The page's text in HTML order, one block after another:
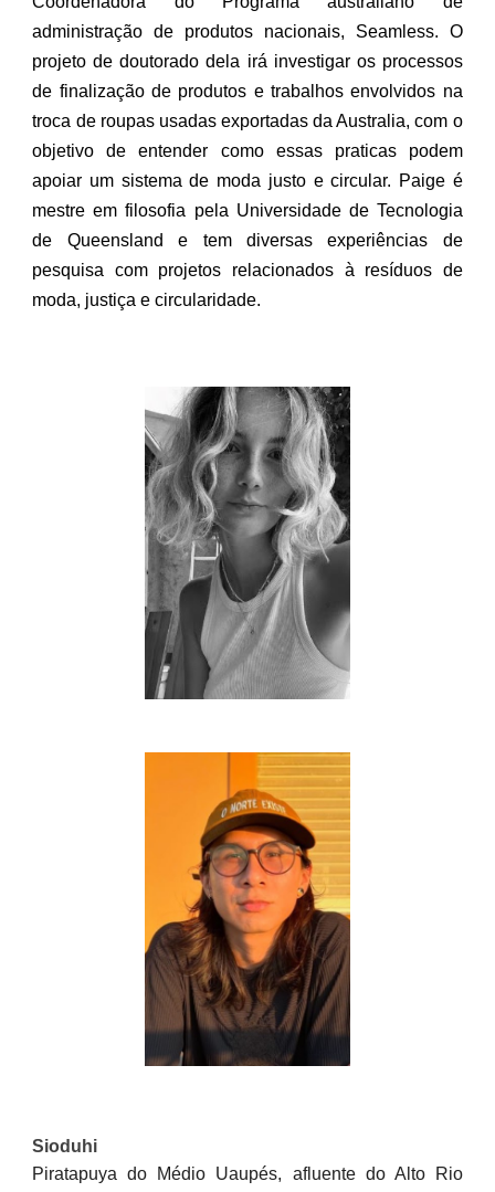
administração de produtos nacionais, Seamless. O
projeto de doutorado dela irá investigar os processos
de finalização de produtos e trabalhos envolvidos na
troca de roupas usadas exportadas da Australia, com o
objetivo de entender como essas praticas podem
apoiar um sistema de moda justo e circular. Paige é
mestre em filosofia pela Universidade de Tecnologia
de Queensland e tem diversas experiências de
pesquisa com projetos relacionados à resíduos de
moda, justiça e circularidade.
Sioduhi
Piratapuya do Médio Uaupés, afluente do Alto Rio